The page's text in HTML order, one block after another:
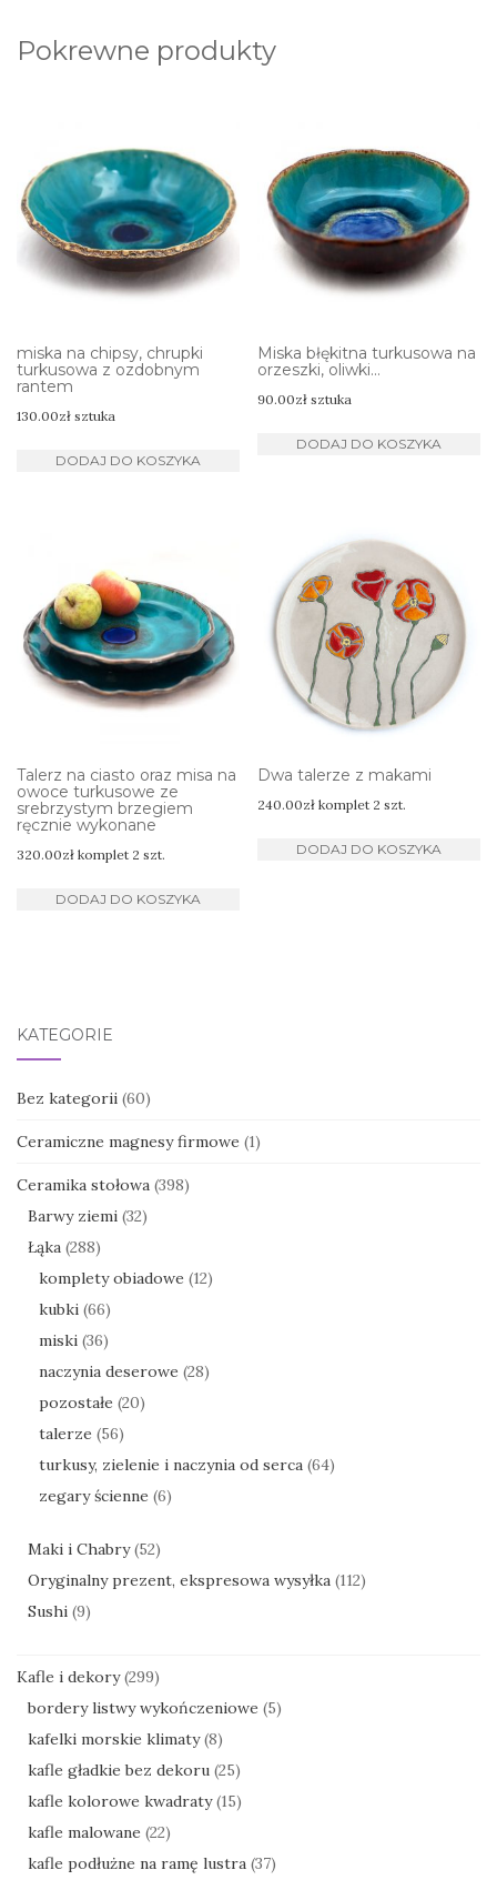
Pokrewne produkty
miska na chipsy, chrupki
turkusowa z ozdobnym
rantem
130.00zł sztuka
DODAJ DO KOSZYKA
Miska błękitna turkusowa na
orzeszki, oliwki…
90.00zł sztuka
DODAJ DO KOSZYKA
Talerz na ciasto oraz misa na
owoce turkusowe ze
srebrzystym brzegiem
ręcznie wykonane
320.00zł komplet 2 szt.
DODAJ DO KOSZYKA
Dwa talerze z makami
240.00zł komplet 2 szt.
DODAJ DO KOSZYKA
KATEGORIE
Bez kategorii (60)
Ceramiczne magnesy firmowe (1)
Ceramika stołowa (398)
Barwy ziemi (32)
Łąka (288)
komplety obiadowe (12)
kubki (66)
miski (36)
naczynia deserowe (28)
pozostałe (20)
talerze (56)
turkusy, zielenie i naczynia od serca (64)
zegary ścienne (6)
Maki i Chabry (52)
Oryginalny prezent, ekspresowa wysyłka (112)
Sushi (9)
Kafle i dekory (299)
bordery listwy wykończeniowe (5)
kafelki morskie klimaty (8)
kafle gładkie bez dekoru (25)
kafle kolorowe kwadraty (15)
kafle malowane (22)
kafle podłużne na ramę lustra (37)